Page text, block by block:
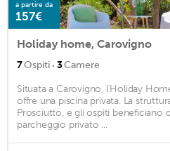
a partire da
157€
Holiday home, Carovigno
7Ospiti · 3Camere
Situata a Carovigno, l'Holiday
offre una piscina privata. La
Prosciutto, e gli ospiti beneficiano
parcheggio privato ...